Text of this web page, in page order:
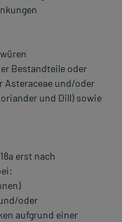
Bestandteile oder
Asteraceae und/oder
und Dill) sowie
erst nach
oder
aufgrund einer